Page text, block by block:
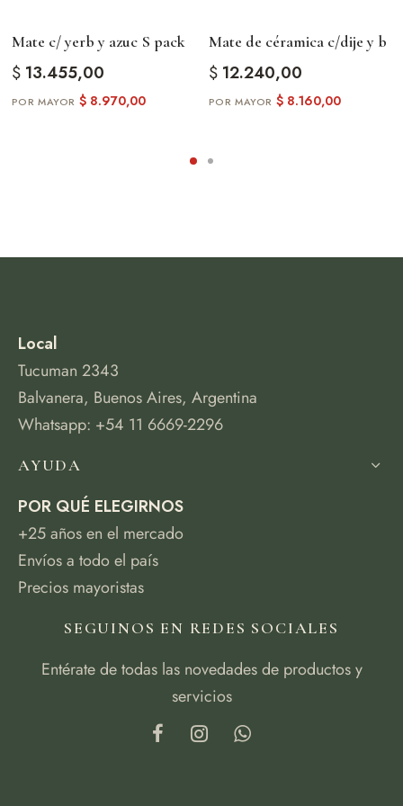
Mate c/ yerb y azuc S pack
$13.455,00
$8.970,00
Mate de céramica c/dije y b
$12.240,00
$8.160,00
Local
Tucuman 2343
Balvanera, Buenos Aires, Argentina
Whatsapp: +54 11 6669-2296
AYUDA
POR QUÉ ELEGIRNOS
+25 años en el mercado
Envíos a todo el país
Precios mayoristas
SEGUINOS EN REDES SOCIALES
Entérate de todas las novedades de productos y
servicios